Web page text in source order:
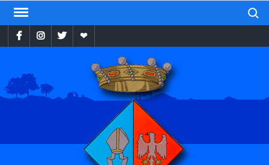
Skip
contentFacebookInstragram
TwitterEbando